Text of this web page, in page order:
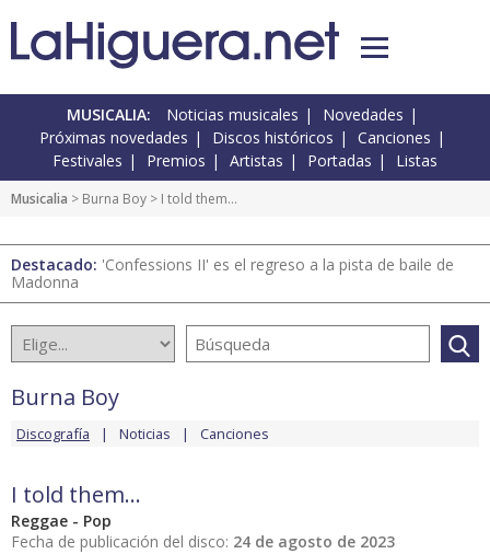
MUSICALIA: Noticias musicales
Novedades
Próximas novedades
Discos históricos
Canciones
Festivales
Premios Artistas Portadas Listas
Musicalia > Burna Boy > I told them…
Destacado: 'Confessions II' es el regreso a la pista de baile de
Madonna
Burna Boy
Discografía Noticias Canciones
I told them…
Reggae - Pop
Fecha de publicación del disco: 24 de agosto de 2023